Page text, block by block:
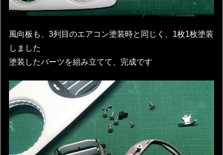
風向板も、3列目のエアコン塗装時と同じく、1枚1枚塗装
しました
塗装したバーツを組み立てて、完成です